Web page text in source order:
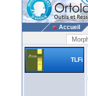
Accueil
TLFi